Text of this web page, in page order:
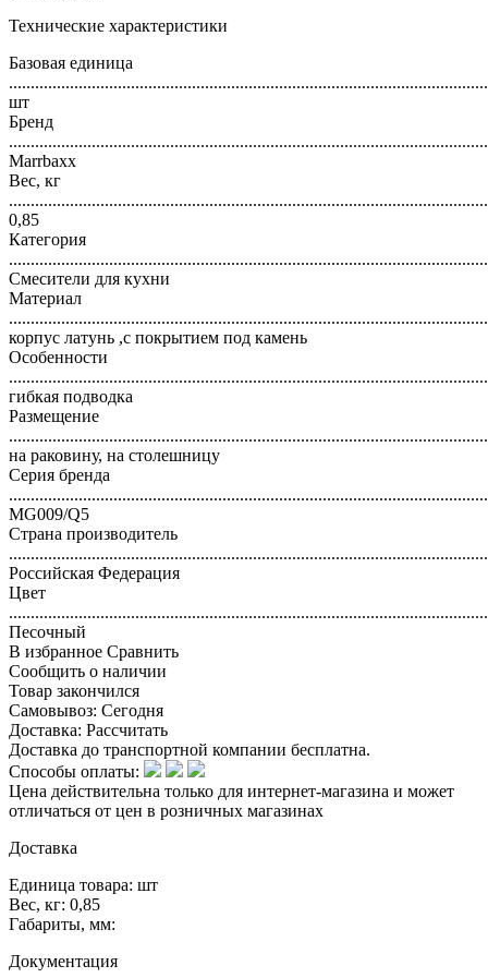
Технические характеристики
Базовая единица
шт
Бренд
Marrbaxx
Вес, кг
0,85
Категория
Смесители для кухни
Материал
корпус латунь ,с покрытием под камень
Особенности
гибкая подводка
Размещение
на раковину, на столешницу
Серия бренда
MG009/Q5
Страна производитель
Российская Федерация
Цвет
Песочный
В избранное Сравнить
Сообщить о наличии
Товар закончился
Самовывоз: Сегодня
Доставка: Рассчитать
Доставка до транспортной компании бесплатна.
Способы оплаты:
Цена действительна только для интернет-магазина и может
отличаться от цен в розничных магазинах
Доставка
Единица товара: шт
Вес, кг: 0,85
Габариты, мм:
Документация